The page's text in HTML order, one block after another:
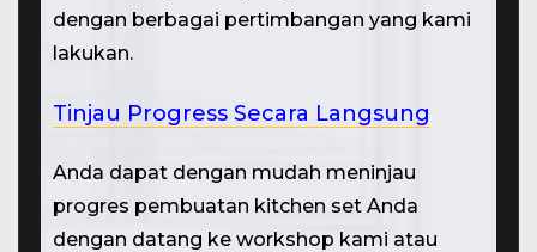
dengan berbagai pertimbangan yang kami
lakukan.
Tinjau Progress Secara Langsung
Anda dapat dengan mudah meninjau
progres pembuatan kitchen set Anda
dengan datang ke workshop kami atau